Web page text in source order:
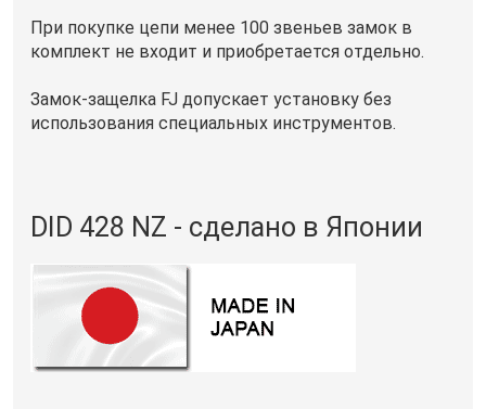
При покупке цепи менее 100 звеньев замок в
комплект не входит и приобретается отдельно.
Замок-защелка FJ допускает установку без
использования специальных инструментов.
DID 428 NZ - сделано в Японии